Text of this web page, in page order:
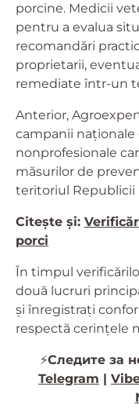
porcine. Medicii
pentru a evalua
recomandări
proprietarii,
remediate într-un
Anterior,
campanii naționale
nonprofesionale
măsurilor de
teritoriul Republicii
Citește și:
porci
În timpul
două lucruri
și înregistrați
respectă cerințele
⚡️Следите за
Telegram